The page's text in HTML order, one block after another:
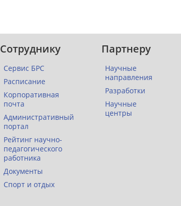
Сотруднику
Сервис БРС
Расписание
Корпоративная
почта
Административный
портал
Рейтинг научно-
педагогического
работника
Документы
Спорт и отдых
Партнеру
Научные
направления
Разработки
Научные
центры